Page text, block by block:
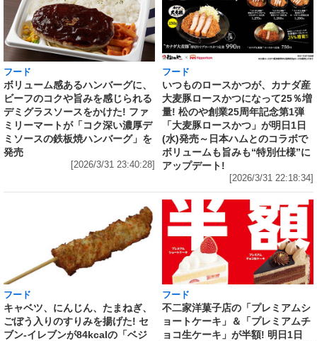
フード
ボリューム感あるハンバーグに、
ビーフのコクや旨みを感じられる
デミグラスソースをかけた! ファ
ミリーマートが「コク深い濃厚デ
ミソースの鉄板焼ハンバーグ」を
発売
[2026/3/31 23:40:28]
フード
いつものロースかつが、カナダ産
大麦豚ロースかつになって25％増
量! 松のや創業25周年記念第1弾
「大麦豚ロースかつ」が明日1日
(水)発売～日本ハムとのコラボで
ボリュームも旨みも“特別仕様”に
アップデート!
[2026/3/31 22:18:34]
フード
キャベツ、にんじん、たまねぎ、
ごぼう入りのすりみを揚げた! セ
ブン‐イレブンが84kcalの「ベジ
フード
不二家洋菓子店の「プレミアムシ
ョートケーキ」＆「プレミアムチ
ョコ生ケーキ」が半額! 明日1日